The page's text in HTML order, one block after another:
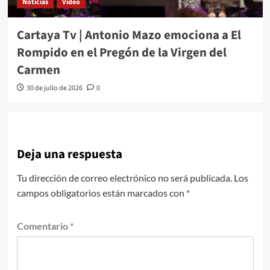
Cartaya Tv | Antonio Mazo emociona a El
Rompido en el Pregón de la Virgen del
Carmen
30 de julio de 2026 0
Deja una respuesta
Tu dirección de correo electrónico no será publicada. Los
campos obligatorios están marcados con *
Comentario *